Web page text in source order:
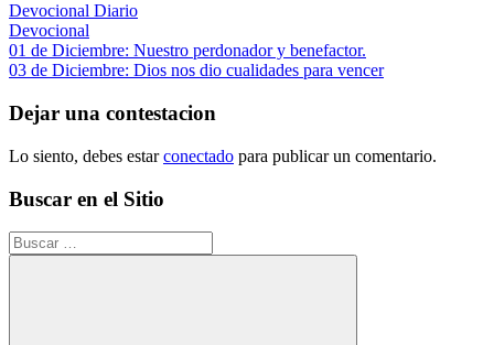
Devocional Diario
Devocional
Navegación
de
entradas
Entrada
anterior:
01 de Diciembre: Nuestro perdonador y benefactor.
Siguiente
03 de Diciembre: Dios nos dio cualidades para vencer
Dejar una contestacion
Lo siento, debes estarconectado para publicar un comentario.
Buscar en el Sitio
Buscar: